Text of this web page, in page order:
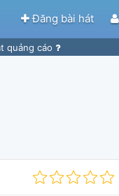
Đăng bài hát
quảng cáo